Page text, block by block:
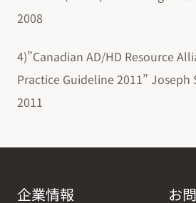
2008
4)”Canadian AD/HD Resource
Practice Guideline 2011” Joseph
2011
企業情報 お